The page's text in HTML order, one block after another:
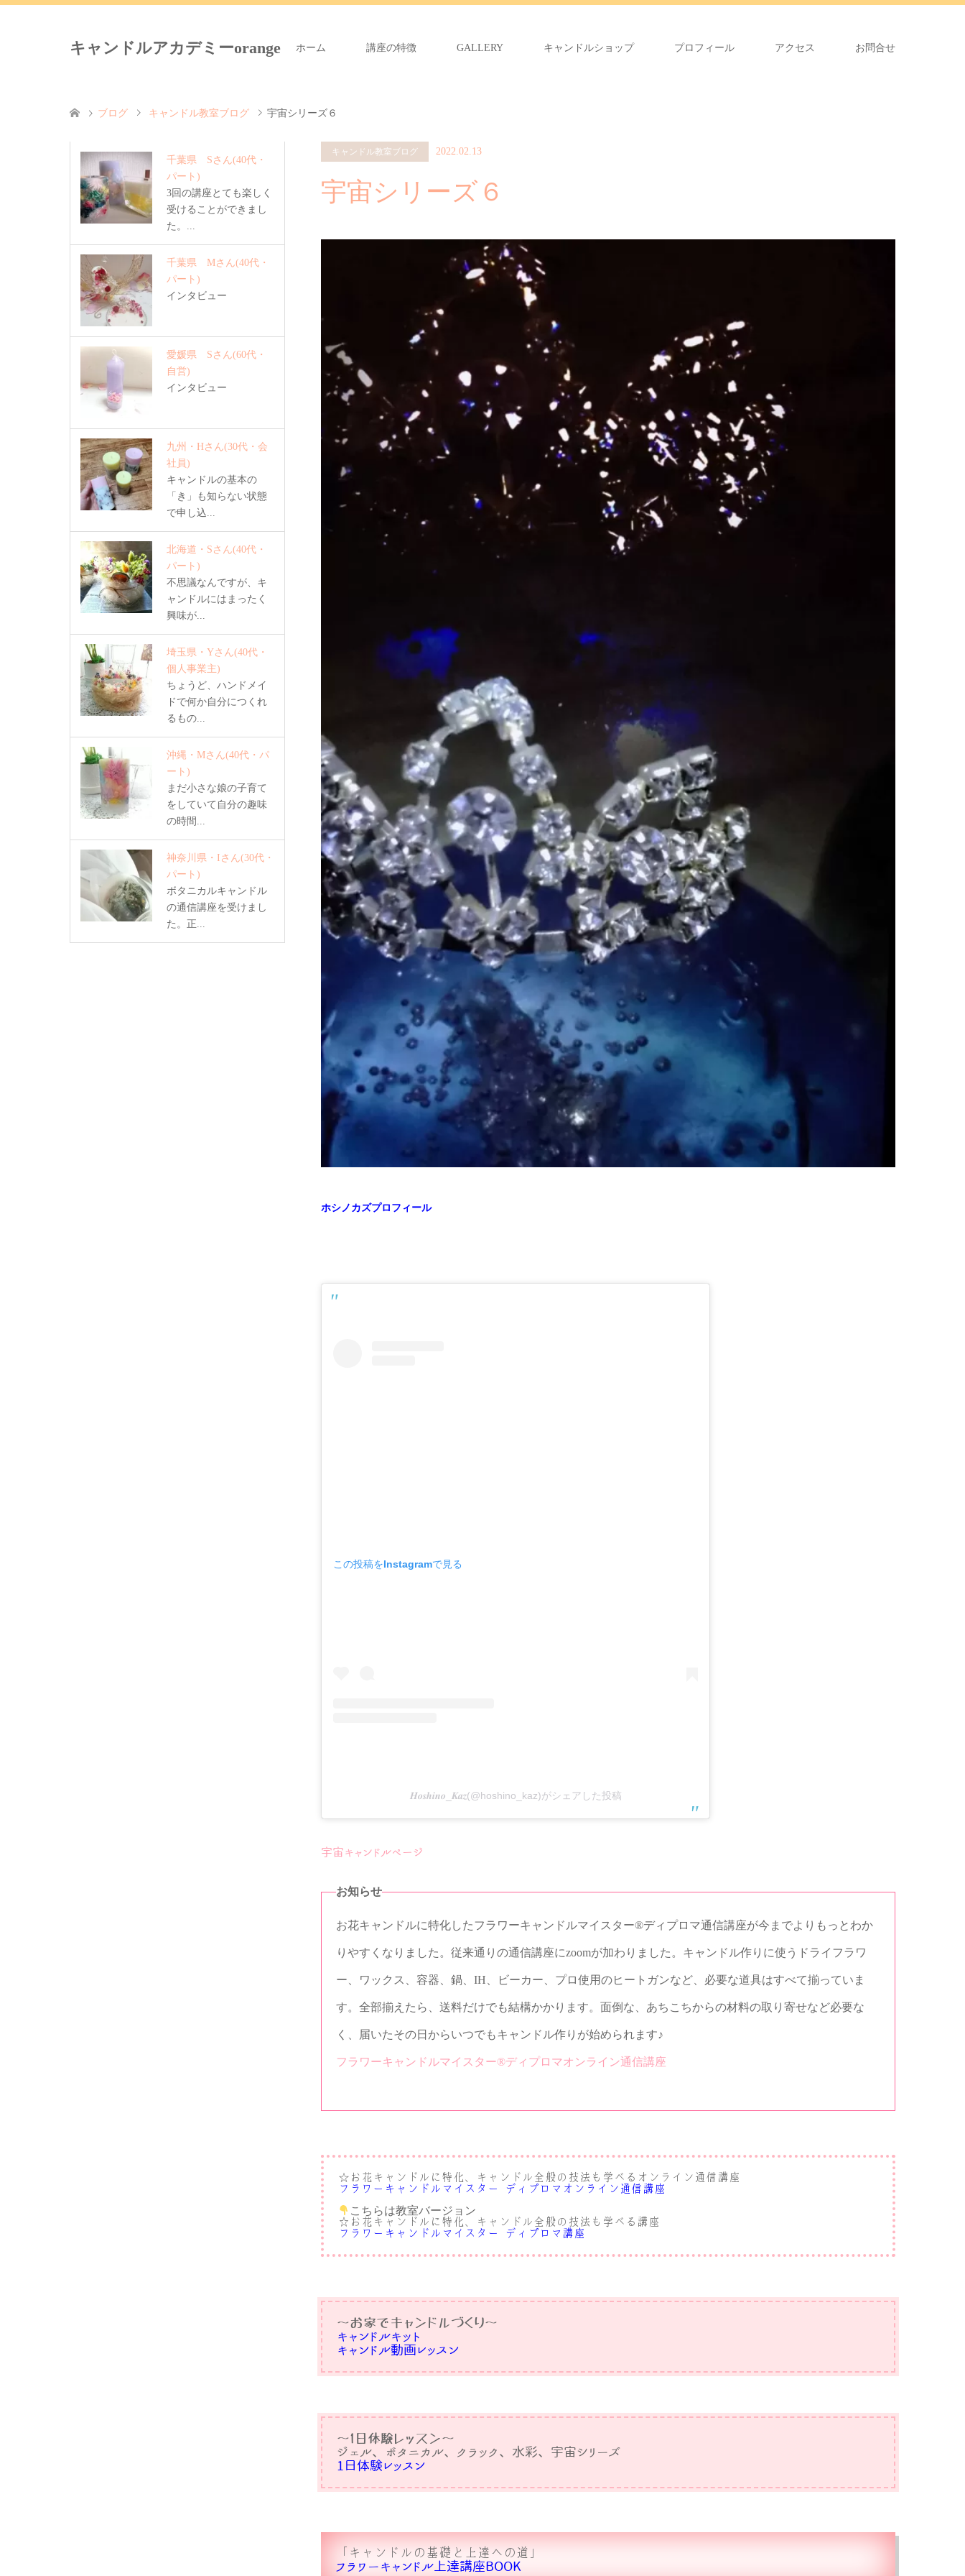
キャンドルアカデミーorange ホーム 講座の特徴 GALLERY キャンドルショップ プロフィール アクセス お問合せ
ブログ キャンドル教室ブログ 宇宙シリーズ６
キャンドル教室ブログ 2022.02.13
宇宙シリーズ６
ホシノカズプロフィール
この投稿をInstagramで見る
𝑯𝒐𝒔𝒉𝒊𝒏𝒐_𝑲𝒂𝒛(@hoshino_kaz)がシェアした投稿
宇宙キャンドルページ
お知らせ
お花キャンドルに特化したフラワーキャンドルマイスター®︎ディプロマ通信講座が今までよりもっとわか
りやすくなりました。従来通りの通信講座にzoomが加わりました。キャンドル作りに使うドライフラワ
ー、ワックス、容器、鍋、IH、ビーカー、プロ使用のヒートガンなど、必要な道具はすべて揃っていま
す。全部揃えたら、送料だけでも結構かかります。面倒な、あちこちからの材料の取り寄せなど必要な
く、届いたその日からいつでもキャンドル作りが始められます♪
フラワーキャンドルマイスター®︎ディプロマオンライン通信講座
☆ お花キャンドルに特化、キャンドル全般の技法も学べるオンライン通信講座
フラワーキャンドルマイスター®︎ディプロマオンライン通信講座
こちらは教室バージョン
☆お花キャンドルに特化、キャンドル全般の技法も学べる講座
フラワーキャンドルマイスター®︎ディプロマ講座
〜お家でキャンドルづくり〜
キャンドルキット
キャンドル動画レッスン
〜1日体験レッスン〜
ジェル、ボタニカル、クラック、水彩、宇宙シリーズ
1日体験レッスン
「キャンドルの基礎と上達への道」
フラワーキャンドル上達講座BOOK
千葉県 Sさん(40代・
パート)
3回の講座とても楽しく
受けることができまし
た。...
千葉県 Mさん(40代・
パート)
インタビュー
愛媛県 Sさん(60代・
自営)
インタビュー
九州・Hさん(30代・会
社員)
キャンドルの基本の
「き」も知らない状態
で申し込...
北海道・Sさん(40代・
パート)
不思議なんですが、キ
ャンドルにはまったく
興味が...
埼玉県・Yさん(40代・
個人事業主)
ちょうど、ハンドメイ
ドで何か自分につくれ
るもの...
沖縄・Mさん(40代・パ
ート)
まだ小さな娘の子育て
をしていて自分の趣味
の時間...
神奈川県・Iさん(30代・
パート)
ボタニカルキャンドル
の通信講座を受けまし
た。正...